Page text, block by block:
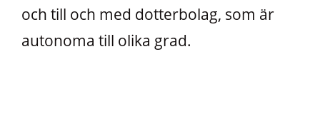
och till och med dotterbolag, som är
autonoma till olika grad.